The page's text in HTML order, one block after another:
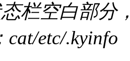
栏空白部分
etc/.kyinfo